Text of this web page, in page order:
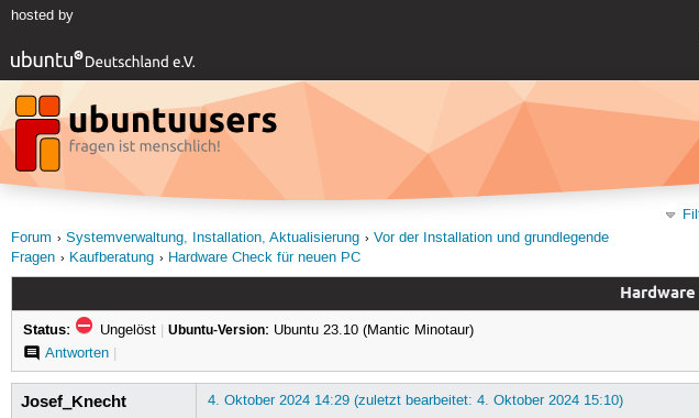
hosted by
Forum
Systemverwaltung, Installation, Aktualisierung
Vor der Installation und grundlegende
Fragen
Kaufberatung Hardware Check für neuen PC
Status: Ungelöst | Ubuntu-Version: Ubuntu 23.10 (Mantic Minotaur)
Antworten|
Josef_Knecht 4. Oktober 2024 14:29 (zuletzt bearbeitet: 4. Oktober 2024 15:10)